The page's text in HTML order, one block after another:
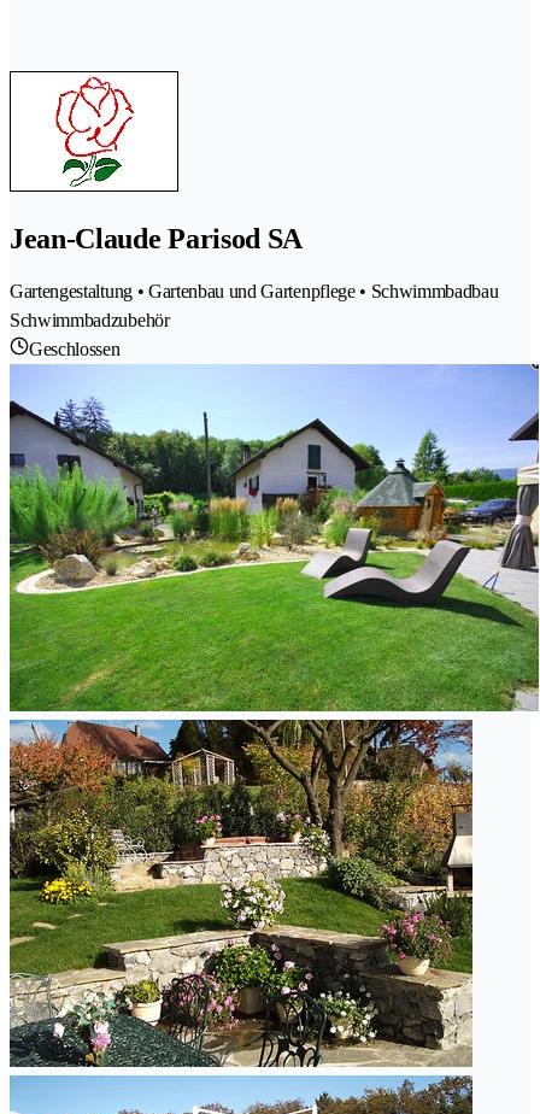
Jean-Claude Parisod SA
Gartengestaltung • Gartenbau und Gartenpflege • Schwimmbadbau
Schwimmbadzubehör
Geschlossen